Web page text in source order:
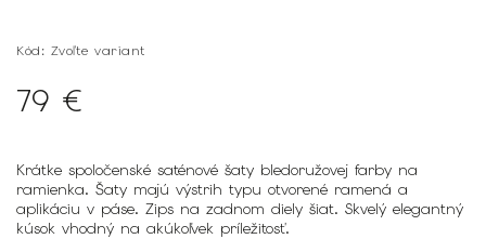
Kód: Zvoľte variant
79 €
Krátke spoločenské saténové šaty bledoružovej farby na
ramienka. Šaty majú výstrih typu otvorené ramená a
aplikáciu v páse. Zips na zadnom diely šiat. Skvelý elegantný
kúsok vhodný na akúkoľvek príležitosť.